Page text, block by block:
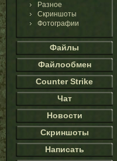
Разное
Скриншоты
Фотографии
Файлы
Файлообмен
Counter Strike
Чат
Новости
Скриншоты
Написать